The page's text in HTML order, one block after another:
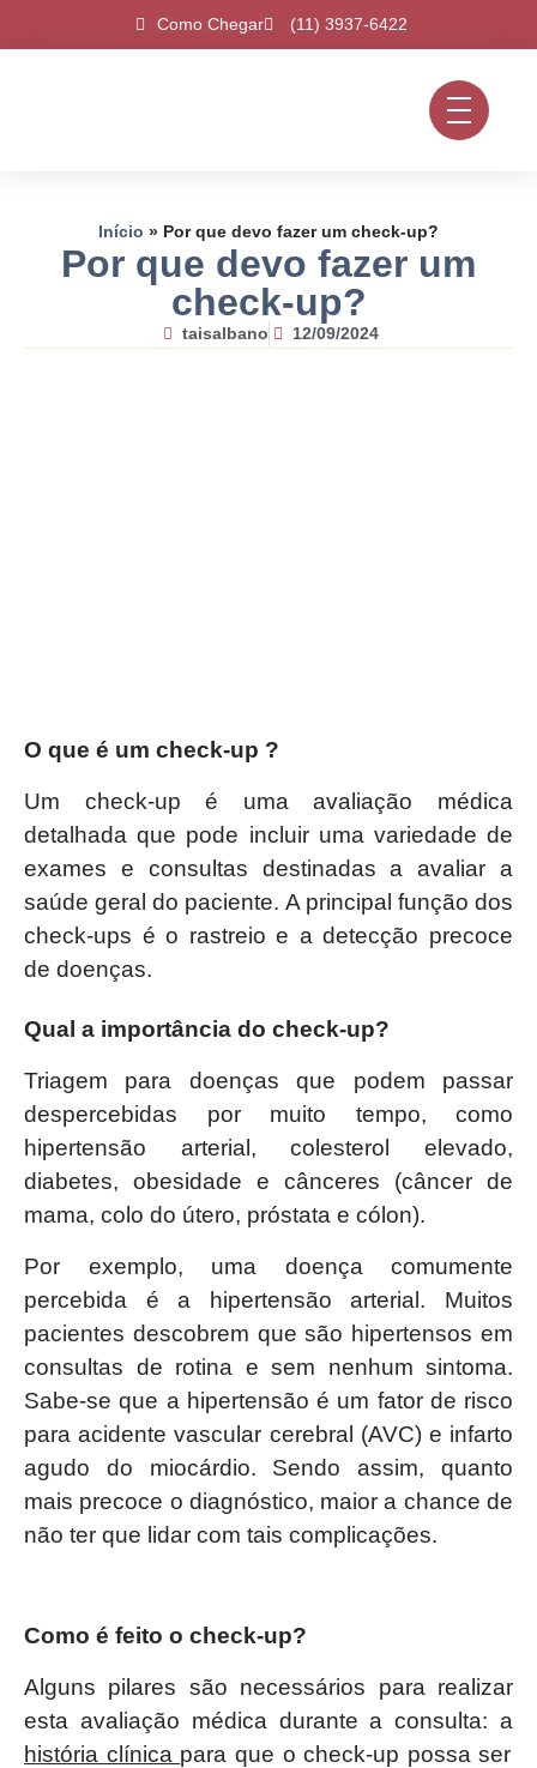
Como Chegar (11) 3937-6422
Início » Por que devo fazer um check-up?
Por que devo fazer um
check-up?
taisalbano 12/09/2024
O que é um check-up ?
Um check-up é uma avaliação médica
detalhada que pode incluir uma variedade de
exames e consultas destinadas a avaliar a
saúde geral do paciente. A principal função dos
check-ups é o rastreio e a detecção precoce
de doenças.
Qual a importância do check-up?
Triagem para doenças que podem passar
despercebidas por muito tempo, como
hipertensão arterial, colesterol elevado,
diabetes, obesidade e cânceres (câncer de
mama, colo do útero, próstata e cólon).
Por exemplo, uma doença comumente
percebida é a hipertensão arterial. Muitos
pacientes descobrem que são hipertensos em
consultas de rotina e sem nenhum sintoma.
Sabe-se que a hipertensão é um fator de risco
para acidente vascular cerebral (AVC) e infarto
agudo do miocárdio. Sendo assim, quanto
mais precoce o diagnóstico, maior a chance de
não ter que lidar com tais complicações.
Como é feito o check-up?
Alguns pilares são necessários para realizar
esta avaliação médica durante a consulta: a
história clínica para que o check-up possa ser